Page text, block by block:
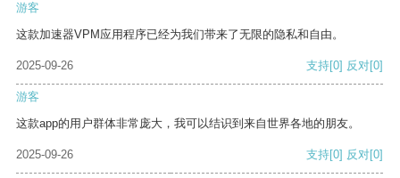
游客
这款加速器VPM应用程序已经为我们带来了无限的隐私和自由。
2025-09-26 支持[0] 反对[0]
游客
这款app的用户群体非常庞大，我可以结识到来自世界各地的朋友。
2025-09-26 支持[0] 反对[0]